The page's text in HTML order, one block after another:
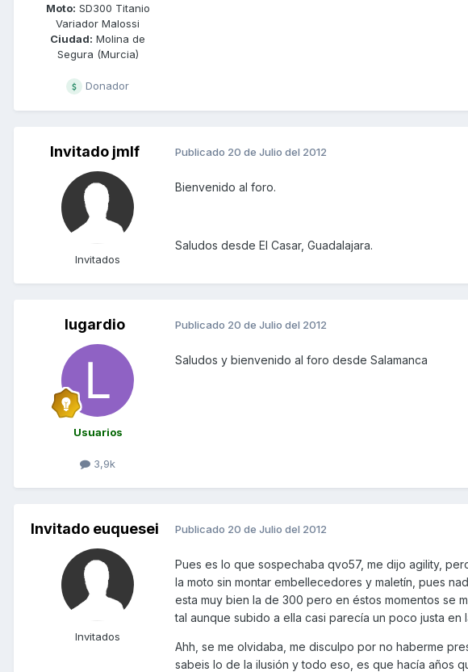
Moto: SD300 Titanio
Variador Malossi
Ciudad: Molina de
Segura (Murcia)
Donador
Invitado jmlf
Invitados
Publicado 20 de Julio del 2012
Bienvenido al foro.
Saludos desde El Casar, Guadalajara.
lugardio
Usuarios
3,9k
Publicado 20 de Julio del 2012
Saludos y bienvenido al foro desde Salamanca
Invitado euquesei
Invitados
Publicado 20 de Julio del 2012
Pues es lo que sospechaba qvo57, me dijo agility,
la moto sin montar embellecedores y maletín, pues
esta muy bien la de 300 pero en éstos momentos se
tal aunque subido a ella casi parecía un poco justa en
Ahh, se me olvidaba, me disculpo por no haberme
sabeis lo de la ilusión y todo eso, es que hacía años